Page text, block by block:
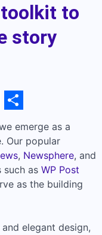
to
story
Share
emerge as a
Our popular
, Newsphere, and
such as WP Post
as the building
elegant design,